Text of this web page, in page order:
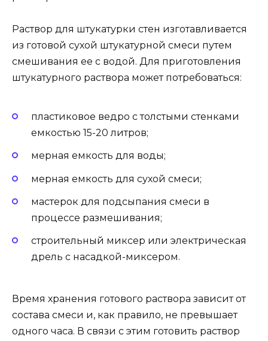
Раствор для штукатурки стен изготавливается
из готовой сухой штукатурной смеси путем
смешивания ее с водой. Для приготовления
штукатурного раствора может потребоваться:
пластиковое ведро с толстыми стенками
емкостью 15-20 литров;
мерная емкость для воды;
мерная емкость для сухой смеси;
мастерок для подсыпания смеси в
процессе размешивания;
строительный миксер или электрическая
дрель с насадкой-миксером.
Время хранения готового раствора зависит от
состава смеси и, как правило, не превышает
одного часа. В связи с этим готовить раствор